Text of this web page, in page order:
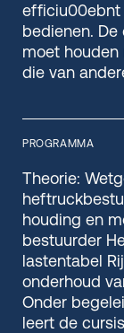
efficiu00ebnt
bedienen.
moet houden
die van
PROGRAMMA
Theorie:
houding en
bestuurder
lastentabel
onderhoud
Onder
leert de